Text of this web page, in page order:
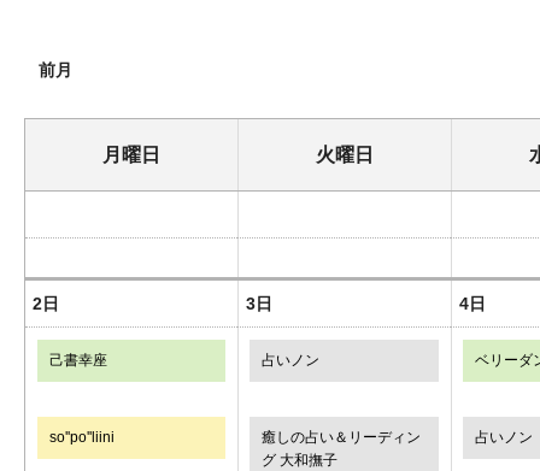
前月
月曜日 火曜日
2日 3日 4日
己書幸座 占いノン ベリーダ
so''po''liini
癒しの占い＆リーディン
グ 大和撫子
占いノン